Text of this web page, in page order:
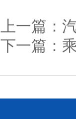
上一篇：
下一篇：